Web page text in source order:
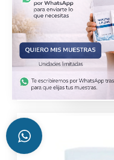
Vita-Vite | Crema
Experience - Bruno
52,73 € 58,60 €